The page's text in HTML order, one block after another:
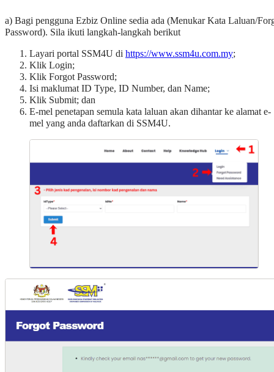
a) Bagi pengguna Ezbiz Online sedia ada (Menukar Kata Laluan/
Password). Sila ikuti langkah-langkah berikut
Layari portal SSM4U di https://www.ssm4u.com.my;
Klik Login;
Klik Forgot Password;
Isi maklumat ID Type, ID Number, dan Name;
Klik Submit; dan
E-mel penetapan semula kata laluan akan dihantar ke alamat e-
mel yang anda daftarkan di SSM4U.